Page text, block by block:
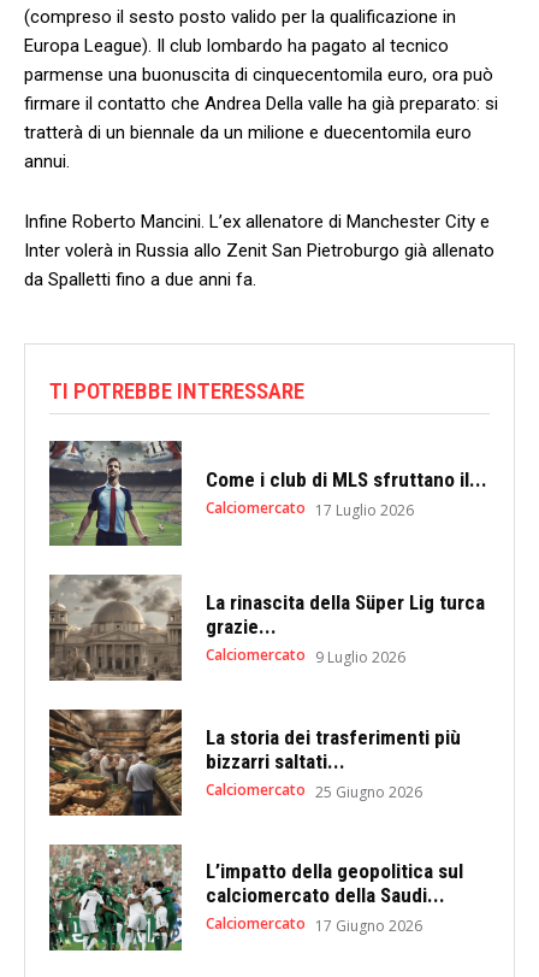
(compreso il sesto posto valido per la qualificazione in
Europa League). Il club lombardo ha pagato al tecnico
parmense una buonuscita di cinquecentomila euro, ora può
firmare il contatto che Andrea Della valle ha già preparato: si
tratterà di un biennale da un milione e duecentomila euro
annui.
Infine Roberto Mancini. L’ex allenatore di Manchester City e
Inter volerà in Russia allo Zenit San Pietroburgo già allenato
da Spalletti fino a due anni fa.
TI POTREBBE INTERESSARE
Come i club di MLS sfruttano il...
Calciomercato 17 Luglio 2026
La rinascita della Süper Lig turca
grazie...
Calciomercato 9 Luglio 2026
La storia dei trasferimenti più
bizzarri saltati...
Calciomercato 25 Giugno 2026
L’impatto della geopolitica sul
calciomercato della Saudi...
Calciomercato 17 Giugno 2026